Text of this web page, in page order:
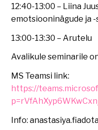
12:40-13:00 – Liina
emotsiooninägude ja
13:00-13:30 – Arutelu
Avalikule seminarile
MS Teamsi link:
https://
Info: